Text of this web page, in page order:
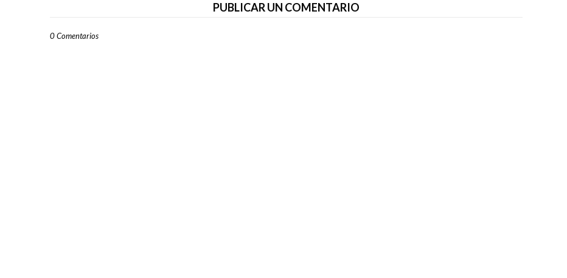
PUBLICAR UN COMENTARIO
0 Comentarios